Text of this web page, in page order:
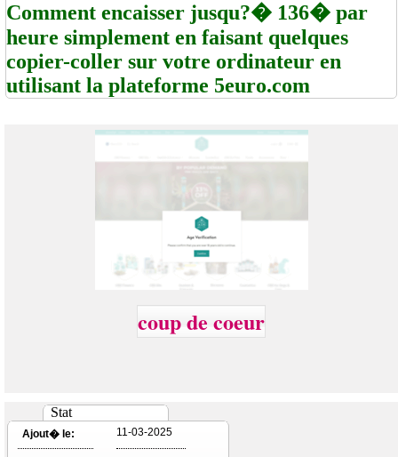
Comment encaisser jusqu?� 136� par
heure simplement en faisant quelques
copier-coller sur votre ordinateur en
utilisant la plateforme 5euro.com
coup de coeur
Stat
Ajout� le: 11-03-2025